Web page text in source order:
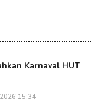
Karnaval HUT
15:34